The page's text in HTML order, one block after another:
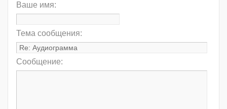
Ваше имя:
Тема сообщения:
Сообщение: